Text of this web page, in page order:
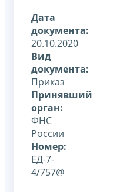
Дата
документа:
20.10.2020
Вид
документа:
Приказ
Принявший
орган:
ФНС
России
Номер:
ЕД-7-
4/757@